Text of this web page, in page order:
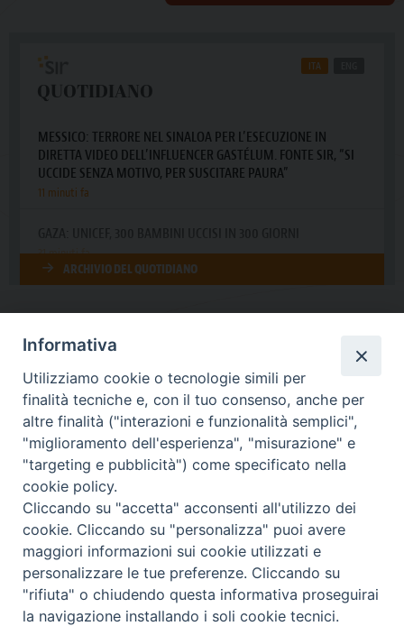
DIOCESI SUBURBICARIA DI ALBANO
Contatti:Tel.: 06.93268401 - Fax.: 06.9323844
E-mail:curia@diocesidialbano.it
Orari: dal Lunedì al Venerdì Ore: 9:00 - 13:00
Lunedì, Mercoledì e Venerdì, Ore 9:30 - 12:30
Diocesi Suburbicaria di Albano
Copyright © 2021
Informativa
Utilizziamo cookie o tecnologie simili per
finalità tecniche e, con il tuo consenso, anche per
altre finalità ("interazioni e funzionalità semplici",
"miglioramento dell'esperienza", "misurazione" e
"targeting e pubblicità") come specificato nella
cookie policy.
Cliccando su "accetta" acconsenti all'utilizzo dei
cookie. Cliccando su "personalizza" puoi avere
maggiori informazioni sui cookie utilizzati e
personalizzare le tue preferenze. Cliccando su
"rifiuta" o chiudendo questa informativa proseguirai
la navigazione installando i soli cookie tecnici.